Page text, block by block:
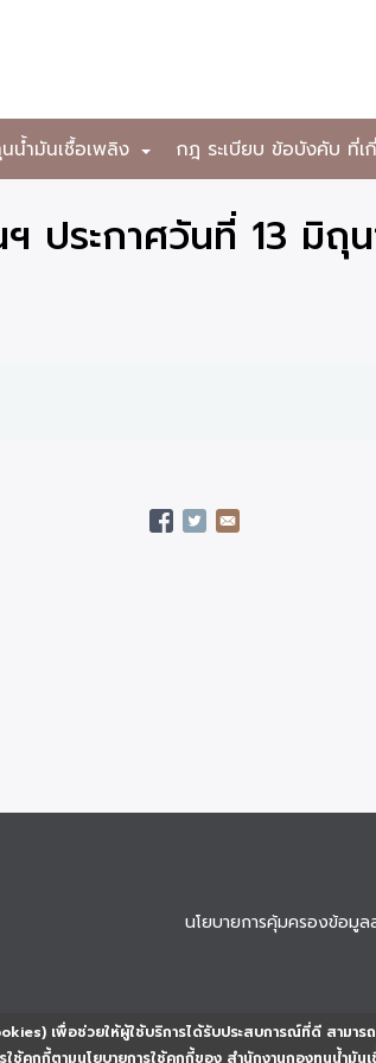
เพื่อช่วยให้ผู้ใช้บริการได้รับประสบการณ์ที่ดี สามารถ
ใช้คุกกี้ตามนโยบายการใช้คุกกี้ของ สำนักงานกองทุนน้ำมัน
+
น้ำมันเชื้อเพลิง กฎ ระเบียบ ข้อบังคับ ที่เ
ประกาศวันที่ 13 มิถุ
นโยบายการคุ้มครองข้อมู